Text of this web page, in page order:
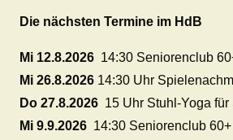
Die nächsten Termine im HdB
Mi 12.8.2026 14:30 Seniorenclub
Mi 26.8.2026 14:30 Uhr
Do 27.8.2026 15 Uhr Stuhl-Yoga für
Mi 9.9.2026 14:30 Seniorenclub 60+